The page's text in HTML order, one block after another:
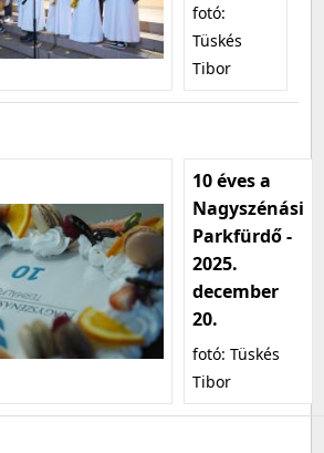
fotó:
Tüskés
Tibor
10 éves a
Nagyszénási
Parkfürdő -
2025.
december
20.
fotó: Tüskés
Tibor